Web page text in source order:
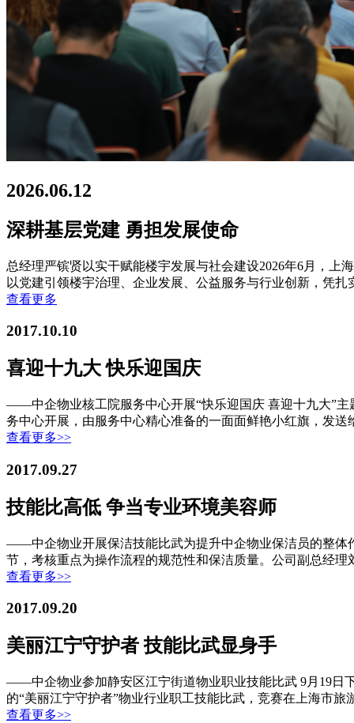
2026.06.12
深耕基层党建 勇担发展使命
总经理严镔贤以实干赋能楼宇发展与社会建设2026年6月，上
以党建引领楼宇治理、企业发展、公益服务与行业创新，凭
查看更多
2017.10.10
喜迎十九大 快乐迎国庆
——中企物业核工院服务中心开展“快乐迎国庆 喜迎十九大”主
务中心开展，由服务中心精心准备的一面面鲜艳小红旗，发
查看更多>>
2017.09.27
技能比高低 争当专业环境美容师
——中企物业开展保洁技能比武为提升中企物业保洁员的整体
节，考核重点为操作流程的规范性和保洁质量。公司副总经
查看更多>>
2017.09.20
美丽江宁守护者 技能比武显身手
——中企物业参加静安区江宁街道物业职业技能比武 9月19日
的“美丽江宁守护者”物业行业职工技能比武，竞赛在上海市
查看更多>>